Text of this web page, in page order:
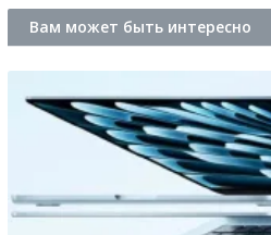
Вам может быть интересно